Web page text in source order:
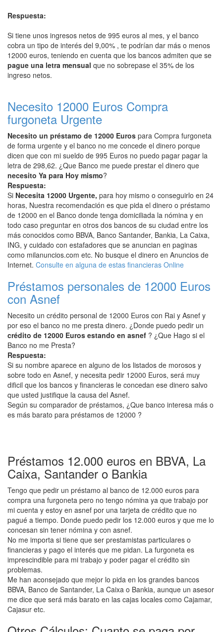
Respuesta:
Si tiene unos ingresos netos de 995 euros al mes, y el banco
cobra un tipo de interés del 9,00% , te podrían dar más o menos
12000 euros, teniendo en cuenta que los bancos admiten que se
pague una letra mensual que no sobrepase el 35% de los
ingreso netos.
Necesito 12000 Euros Compra
furgoneta Urgente
Necesito un préstamo de 12000 Euros para Compra furgoneta
de forma urgente y el banco no me concede el dinero porque
dicen que con mi sueldo de 995 Euros no puedo pagar pagar la
letra de 298,62. ¿Que Banco me puede prestar el dinero que
necesito Ya para Hoy mismo?
Respuesta:
Si Necesita 12000 Urgente, para hoy mismo o conseguirlo en 24
horas, Nuestra recomendación es que pida el dinero o préstamo
de 12000 en el Banco donde tenga domiciliada la nómina y en
todo caso preguntar en otros dos bancos de su ciudad entre los
más conocidos como BBVA, Banco Santander, Bankia, La Caixa,
ING, y cuidado con estafadores que se anuncian en paginas
como milanuncios.com etc. No busque el dinero en Anuncios de
Internet. Consulte en alguna de estas financieras Online
Préstamos personales de 12000 Euros
con Asnef
Necesito un crédito personal de 12000 Euros con Rai y Asnef y
por eso el banco no me presta dinero. ¿Donde puedo pedir un
crédito de 12000 Euros estando en asnef ? ¿Que Hago si el
Banco no me Presta?
Respuesta:
Si su nombre aparece en alguno de los listados de morosos y
sobre todo en Asnef, y necesita pedir 12000 Euros, será muy
dificil que los bancos y financieras le concedan ese dinero salvo
que usted justifique la causa del Asnef.
Según su comparador de préstamos, ¿Que banco interesa más o
es más barato para préstamos de 12000 ?
Préstamos 12.000 euros en BBVA, La
Caixa, Santander o Bankia
Tengo que pedir un préstamo al banco de 12.000 euros para
compra una furgoneta pero no tengo nómina ya que trabajo por
mi cuenta y estoy en asnef por una tarjeta de crédito que no
pagué a tiempo. Donde puedo pedir los 12.000 euros y que me lo
concesan sin tener nómina y con asnef.
No me importa si tiene que ser prestamistas particulares o
financieras y pago el interés que me pidan. La furgoneta es
imprescindible para mi trabajo y poder pagar el crédito sin
problemas.
Me han aconsejado que mejor lo pida en los grandes bancos
BBVA, Banco de Santander, La Caixa o Bankia, aunque un asesor
me dice que será más barato en las cajas locales como Cajamar,
Cajasur etc.